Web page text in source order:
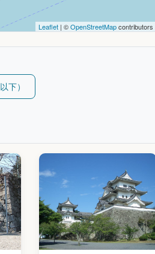
Leaflet | ©OpenStreetMapcontributors
下）